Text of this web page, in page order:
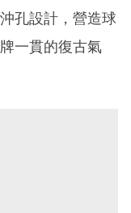
孔設計，營造球
一貫的復古氣